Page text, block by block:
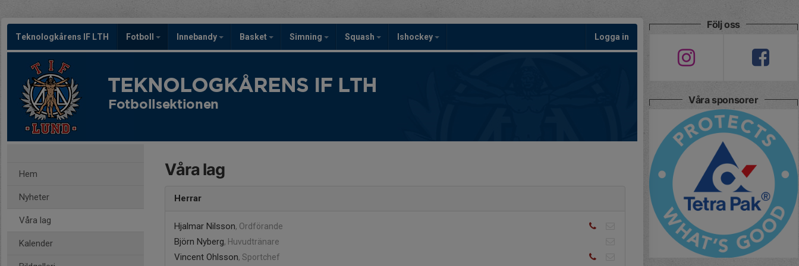
Teknologkårens IF LTH Fotboll Innebandy Basket Simning Squash Ishockey Logga in
TEKNOLOGKÅRENS IF LTH
Fotbollsektionen
Hem
Nyheter
Våra lag
Kalender
Våra lag
Herrar
Hjalmar Nilsson, Ordförande
Björn Nyberg, Huvudtränare
Vincent Ohlsson, Sportchef
Följ oss
Våra sponsorer